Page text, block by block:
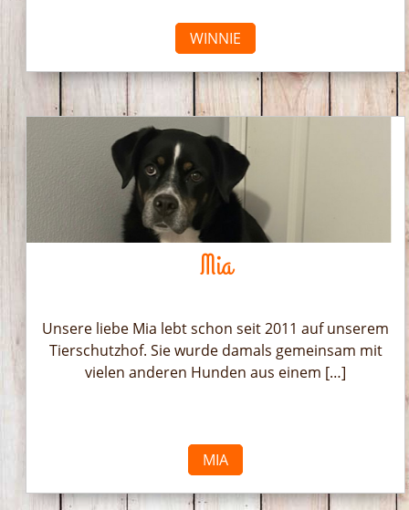
WINNIE
Mia
Unsere liebe Mia lebt schon seit 2011 auf unserem
Tierschutzhof. Sie wurde damals gemeinsam mit
vielen anderen Hunden aus einem […]
MIA